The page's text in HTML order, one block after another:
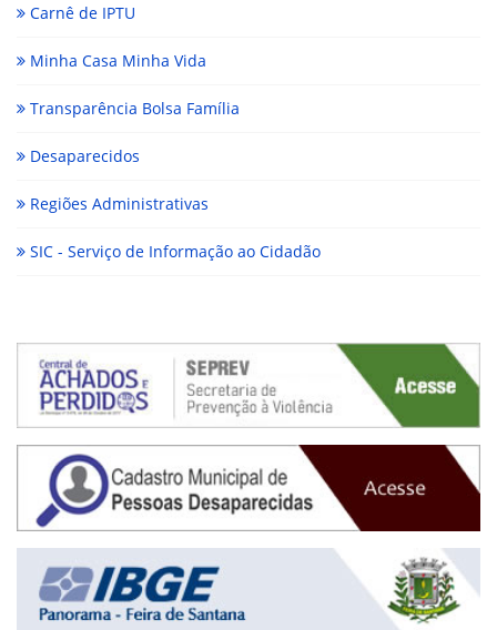
Carnê de IPTU
Minha Casa Minha Vida
Transparência Bolsa Família
Desaparecidos
Regiões Administrativas
SIC - Serviço de Informação ao Cidadão